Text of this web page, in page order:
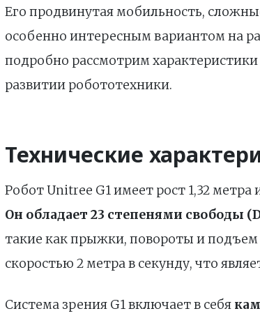
Его продвинутая мобильность,
особенно интересным вариантом на
подробно рассмотрим
развитии робототехники.
Технические
Робот Unitree G1 имеет рост 1,32
Он обладает 23 степенями свободы
такие как прыжки, повороты и
скоростью 2 метра в секунду, что
Система зрения G1 включает в себя